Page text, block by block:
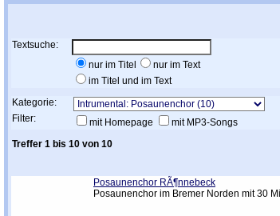
Textsuche:
nur im Titel
nur im Text
im Titel und im Text
Kategorie:
Filter:
mit Homepage
mit MP3-Songs
Treffer 1 bis 10 von 10
Posaunenchor RÃ¶nnebeck
Posaunenchor im Bremer Norden mit 30